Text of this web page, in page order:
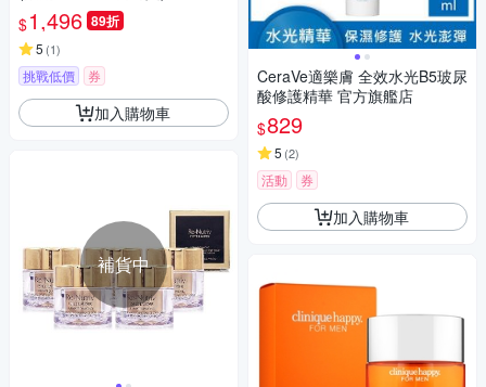
$1,496 89折
5 (1)
挑戰低價 券
加入購物車
補貨中
CeraVe適樂膚 全效水光B5玻尿
酸修護精華 官方旗艦店
$829
5 (2)
活動 券
加入購物車